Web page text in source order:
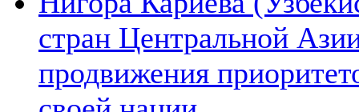
стран Центральной
продвижения